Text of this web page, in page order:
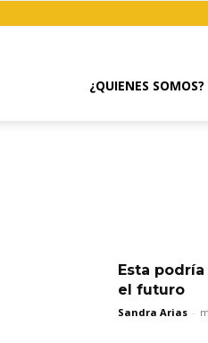
¿QUIENES SOMOS?
Esta
el futuro
Sandra Arias -